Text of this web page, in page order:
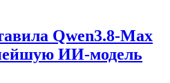
Qwen3.8-Max
ИИ-модель